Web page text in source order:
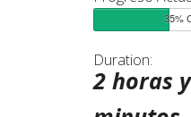
35%
Duration:
2 horas